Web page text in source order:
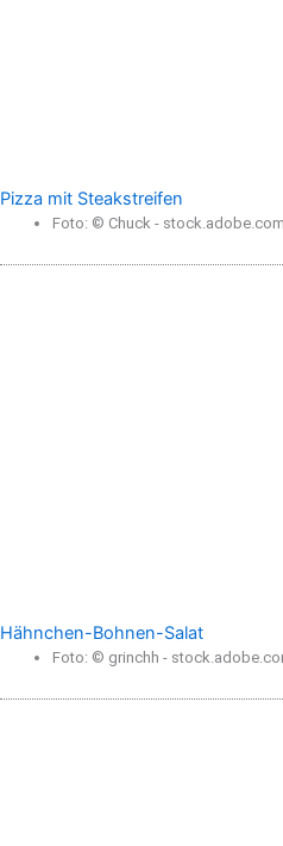
Pizza mit Steakstreifen
Foto: © Chuck - stock.adobe.com
Hähnchen-Bohnen-Salat
Foto: © grinchh -